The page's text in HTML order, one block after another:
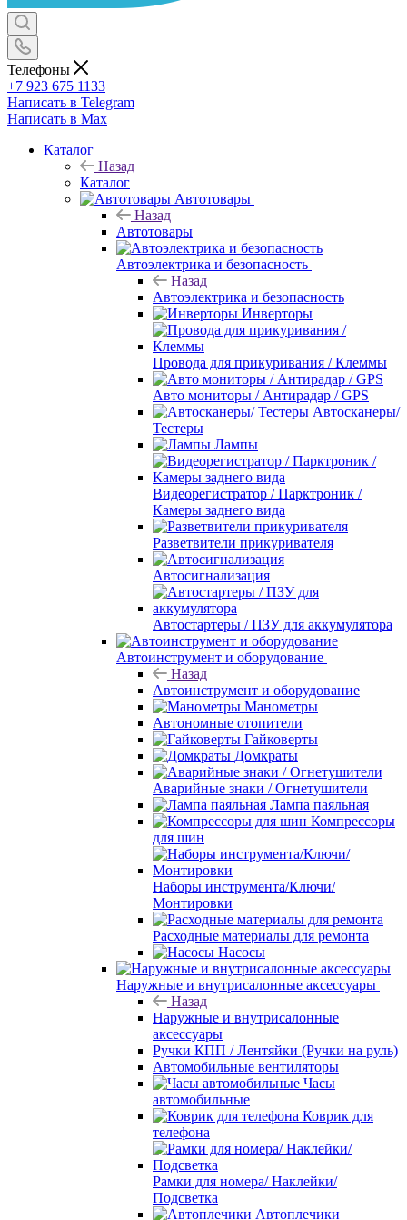
Телефоны
+7 923 675 1133
Написать в Telegram
Написать в Max
Каталог
Назад
Каталог
Автотовары
Назад
Автотовары
Автоэлектрика и безопасность
Назад
Автоэлектрика и безопасность
Инверторы
Провода для прикуривания / Клеммы
Авто мониторы / Антирадар / GPS
Автосканеры/
Тестеры
Лампы
Видеорегистратор / Парктроник /
Камеры заднего вида
Разветвители прикуривателя
Автосигнализация
Автостартеры / ПЗУ для аккумулятора
Автоинструмент и оборудование
Назад
Автоинструмент и оборудование
Манометры
Автономные отопители
Гайковерты
Домкраты
Аварийные знаки / Огнетушители
Лампа паяльная
Компрессоры
для шин
Наборы инструмента/Ключи/
Монтировки
Расходные материалы для ремонта
Насосы
Наружные и внутрисалонные аксессуары
Назад
Наружные и внутрисалонные
аксессуары
Ручки КПП / Лентяйки (Ручки на руль)
Автомобильные вентиляторы
Часы
автомобильные
Коврик для
телефона
Рамки для номера/ Наклейки/
Подсветка
Автоплечики